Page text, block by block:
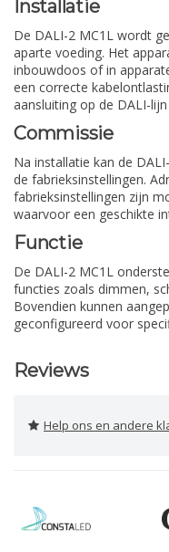
Installatie
De DALI-2 MC1L wordt
aparte voeding. Het
inbouwdoos of in
een correcte
aansluiting op de DALI-
Commissie
Na installatie kan de
de fabrieksinstellingen.
fabrieksinstellingen zijn
waarvoor een geschikte
Functie
De DALI-2 MC1L
functies zoals dimmen,
Bovendien kunnen
geconfigureerd voor
Reviews
Help ons en andere